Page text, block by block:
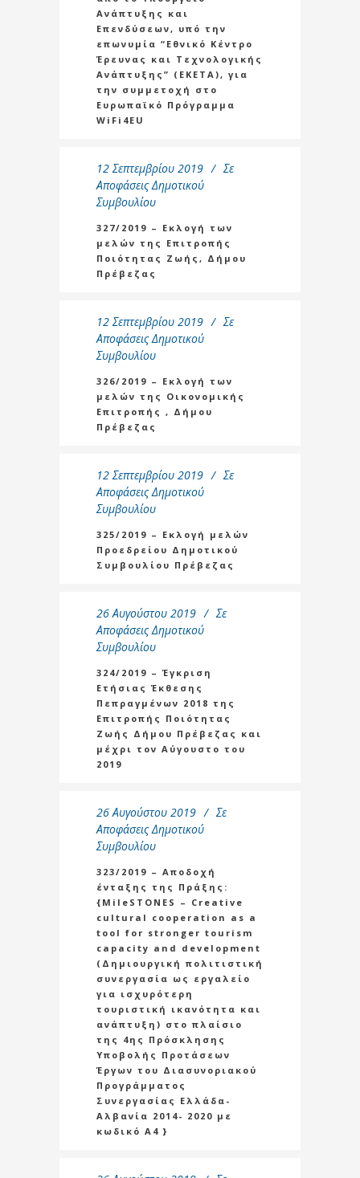
Ανάπτυξης και
Επενδύσεων, υπό την
επωνυμία “Εθνικό Κέντρο
Έρευνας και Τεχνολογικής
Ανάπτυξης” (ΕΚΕΤΑ), για
την συμμετοχή στο
Ευρωπαϊκό Πρόγραμμα
WiFi4EU
12 Σεπτεμβρίου 2019
Σε
Αποφάσεις Δημοτικού
Συμβουλίου
327/2019 – Εκλογή των
μελών της Επιτροπής
Ποιότητας Ζωής, Δήμου
Πρέβεζας
12 Σεπτεμβρίου 2019
Σε
Αποφάσεις Δημοτικού
Συμβουλίου
326/2019 – Εκλογή των
μελών της Οικονομικής
Επιτροπής , Δήμου
Πρέβεζας
12 Σεπτεμβρίου 2019
Σε
Αποφάσεις Δημοτικού
Συμβουλίου
325/2019 – Εκλογή μελών
Προεδρείου Δημοτικού
Συμβουλίου Πρέβεζας
26 Αυγούστου 2019
Σε
Αποφάσεις Δημοτικού
Συμβουλίου
324/2019 – Έγκριση
Ετήσιας Έκθεσης
Πεπραγμένων 2018 της
Επιτροπής Ποιότητας
Ζωής Δήμου Πρέβεζας και
μέχρι τον Αύγουστο του
2019
26 Αυγούστου 2019
Σε
Αποφάσεις Δημοτικού
Συμβουλίου
323/2019 – Αποδοχή
ένταξης της Πράξης:
{MileSTONES – Creative
cultural cooperation as a
tool for stronger tourism
capacity and development
(Δημιουργική πολιτιστική
συνεργασία ως εργαλείο
για ισχυρότερη
τουριστική ικανότητα και
ανάπτυξη) στο πλαίσιο
της 4ης Πρόσκλησης
Υποβολής Προτάσεων
Έργων του Διασυνοριακού
Προγράμματος
Συνεργασίας Ελλάδα-
Αλβανία 2014- 2020 με
κωδικό Α4 }